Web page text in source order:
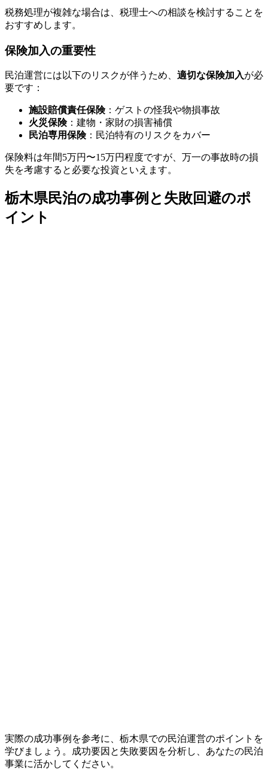
税務処理が複雑な場合は、税理士への相談を検討することを
おすすめします。
保険加入の重要性
民泊運営には以下のリスクが伴うため、 適切な保険加入が必
要です：
施設賠償責任保険：ゲストの怪我や物損事故
火災保険：建物・家財の損害補償
民泊専用保険：民泊特有のリスクをカバー
保険料は年間5万円〜15万円程度ですが、万一の事故時の損
失を考慮すると必要な投資といえます。
栃木県民泊の成功事例と失敗回避のポ
イント
実際の成功事例を参考に、栃木県での民泊運営のポイントを
学びましょう。成功要因と失敗要因を分析し、あなたの民泊
事業に活かしてください。